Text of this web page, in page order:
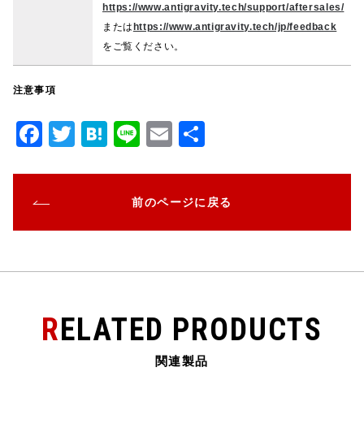
https://www.antigravity.tech/support/aftersales/
または https://www.antigravity.tech/jp/feedback
をご覧ください。
注意事項
F
e
b
o
k
T
r
H
a
Li
E
l
前のページに戻る
RELATED PRODUCTS
関連製品